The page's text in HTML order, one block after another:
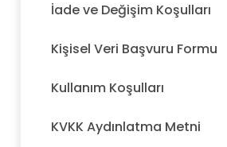
İade ve Değişim Koşulları
Kişisel Veri Başvuru Formu
Kullanım Koşulları
KVKK Aydınlatma Metni